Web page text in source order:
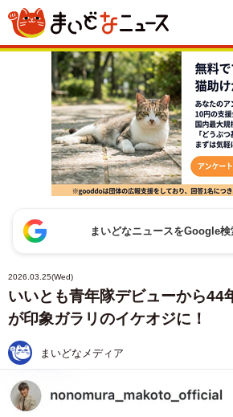
まいどなニュースをGoogle
2026.03.25(Wed)
いいとも青年隊デビューから
が印象ガラリのイケオジに！
まいどなメディア